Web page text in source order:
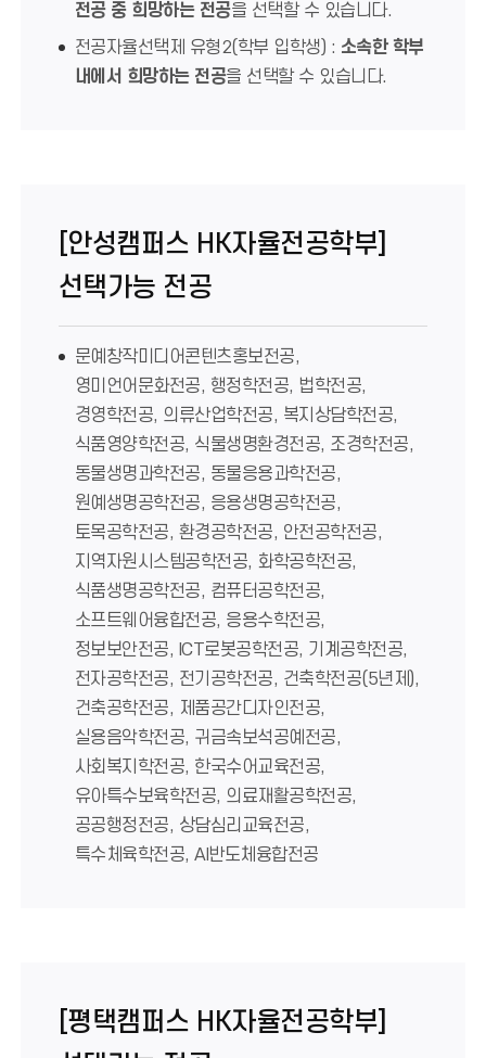
전공 중 희망하는 전공을 선택할 수 있습니다.
전공자율선택제 유형2(학부 입학생) : 소속한 학부
내에서 희망하는 전공을 선택할 수 있습니다.
[안성캠퍼스 HK자율전공학부]
선택가능 전공
문예창작미디어콘텐츠홍보전공,
영미언어문화전공, 행정학전공, 법학전공,
경영학전공, 의류산업학전공, 복지상담학전공,
식품영양학전공, 식물생명환경전공, 조경학전공,
동물생명과학전공, 동물응용과학전공,
원예생명공학전공, 응용생명공학전공,
토목공학전공, 환경공학전공, 안전공학전공,
지역자원시스템공학전공, 화학공학전공,
식품생명공학전공, 컴퓨터공학전공,
소프트웨어융합전공, 응용수학전공,
정보보안전공, ICT로봇공학전공, 기계공학전공,
전자공학전공, 전기공학전공, 건축학전공(5년제),
건축공학전공, 제품공간디자인전공,
실용음악학전공, 귀금속보석공예전공,
사회복지학전공, 한국수어교육전공,
유아특수보육학전공, 의료재활공학전공,
공공행정전공, 상담심리교육전공,
특수체육학전공, AI반도체융합전공
[평택캠퍼스 HK자율전공학부]